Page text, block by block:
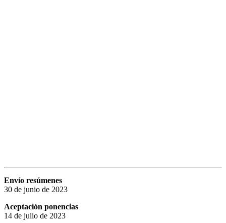
Envío resúmenes
30 de junio de 2023
Aceptación ponencias
14 de julio de 2023